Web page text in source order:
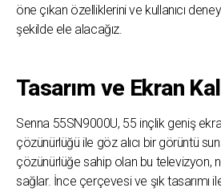
öne çıkan özelliklerini ve kullanıcı
şekilde ele alacağız.
Tasarım ve Ekran
Senna 55SN9000U, 55 inçlik geniş
çözünürlüğü ile göz alıcı bir görüntü
çözünürlüğe sahip olan bu televizyon,
sağlar. İnce çerçevesi ve şık tasarımı